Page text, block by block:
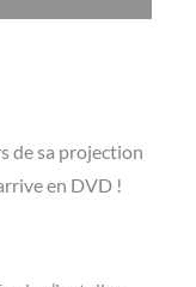
de sa projection
en DVD !